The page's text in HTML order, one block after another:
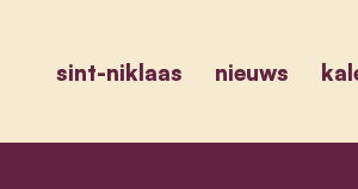
sint-niklaas nieuws